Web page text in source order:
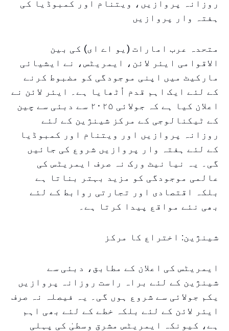
روزانہ پروازیں، ویتنام اور کمبوڈیا کی
ہفتہ وار پروازیں
متحدہ عرب امارات (یو اے ای) کی بین
الاقوامی ایئر لائن، ایمریٹس، نے ایشیائی
مارکیٹ میں اپنی موجودگی کو مضبوط کرنے
کے لئے ایک اہم قدم اُٹھایا ہے۔ ایئر لائن نے
اعلان کیا ہے کہ جولائی ۲۰۲۵ سے دبئی سے چین
کے ٹیکنالوجی کے مرکز شینژین کے لئے
روزانہ پروازیں اور ویتنام اور کمبوڈیا
کے لئے ہفتہ وار پروازیں شروع کی جائیں
گی۔ یہ نیا نیٹ ورک نہ صرف ایمریٹس کی
عالمی موجودگی کو مزید بہتر بناتا ہے
بلکہ اقتصادی اور تجارتی روابط کے لئے
بھی نئے مواقع پیدا کرتا ہے۔
شینژین: اختراع کا مرکز
ایمریٹس کی اعلان کے مطابق، دبئی سے
شینژین کے لئے براہ راست روزانہ پروازیں
یکم جولائی سے شروع ہوں گی۔ یہ فیصلہ نہ صرف
ایئر لائن کے لئے بلکہ خطے کے لئے بھی اہم
ہے، کیونکہ ایمریٹس مشرق وسطیٰ کی پہلی